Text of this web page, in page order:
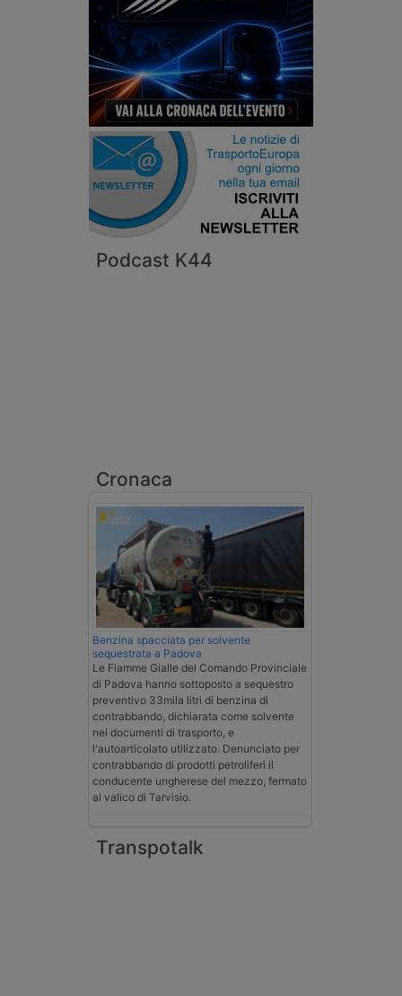
Podcast K44
Cronaca
Benzina spacciata per solvente
sequestrata a Padova
Le Fiamme Gialle del Comando Provinciale
di Padova hanno sottoposto a sequestro
preventivo 33mila litri di benzina di
contrabbando, dichiarata come solvente
nei documenti di trasporto, e
l'autoarticolato utilizzato. Denunciato per
contrabbando di prodotti petroliferi il
conducente ungherese del mezzo, fermato
al valico di Tarvisio.
Transpotalk